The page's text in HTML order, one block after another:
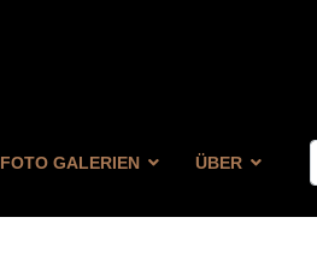
FOTO GALERIEN ÜBER